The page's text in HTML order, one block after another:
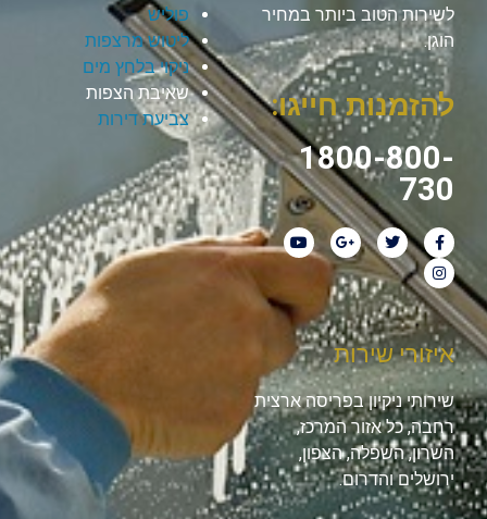
לשירות הטוב ביותר במחיר
הוגן.
להזמנות חייגו:
1800-800-
730
פוליש
ליטוש מרצפות
ניקוי בלחץ מים
שאיבת הצפות
צביעת דירות
איזורי שירות
שירותי ניקיון בפריסה ארצית
רחבה, כל אזור המרכז,
השרון, השפלה, הצפון,
ירושלים והדרום.